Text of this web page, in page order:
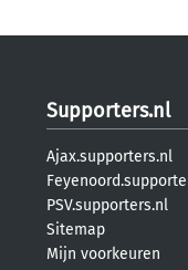
Supporters.nl
Ajax.supporters.nl
PSV.supporters.nl
Sitemap
Mijn voorkeuren